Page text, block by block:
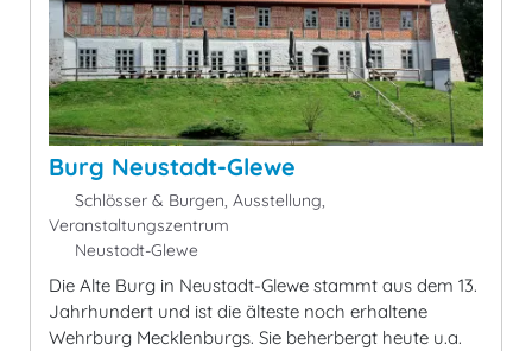
Burg Neustadt-Glewe
Schlösser & Burgen, Ausstellung,
Veranstaltungszentrum
Neustadt-Glewe
Die Alte Burg in Neustadt-Glewe stammt aus dem 13.
Jahrhundert und ist die älteste noch erhaltene
Wehrburg Mecklenburgs. Sie beherbergt heute u.a.